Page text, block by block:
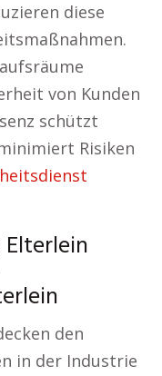
diese
von Kunden
schützt
Risiken
den
in der Industrie